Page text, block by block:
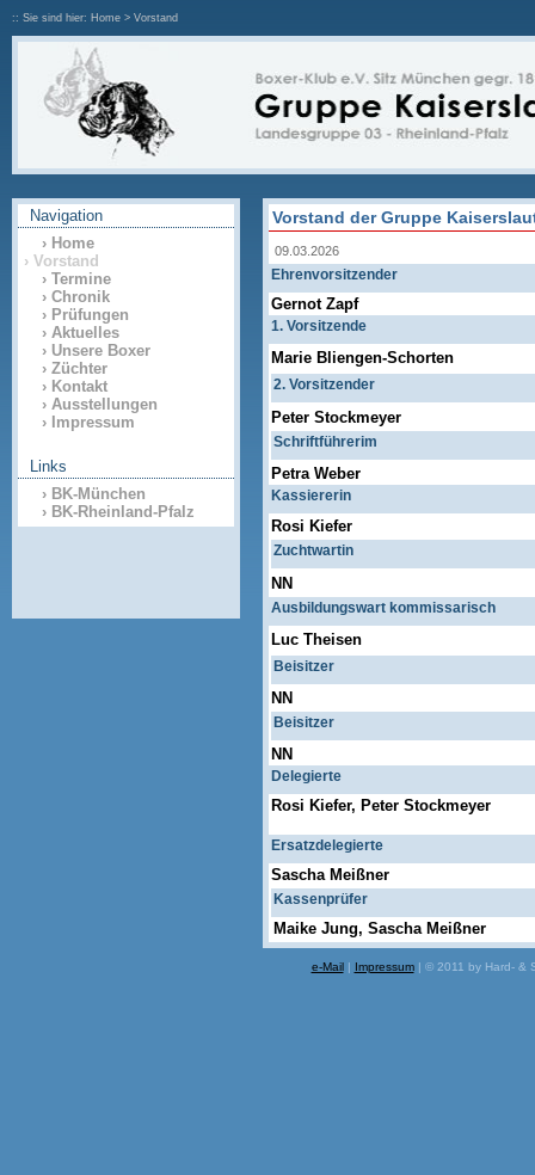
:: Sie sind hier: Home > Vorstand
Navigation
› Home
› Vorstand
› Termine
› Chronik
› Prüfungen
› Aktuelles
› Unsere Boxer
› Züchter
› Kontakt
› Ausstellungen
› Impressum
Links
› BK-München
› BK-Rheinland-Pfalz
Vorstand der Gruppe
09.03.2026
Ehrenvorsitzender
Gernot Zapf
1. Vorsitzende
Marie Bliengen-Schorten
2. Vorsitzender
Peter Stockmeyer
Schriftführerim
Petra Weber
Kassiererin
Rosi Kiefer
Zuchtwartin
NN
Ausbildungswart kommissarisch
Luc Theisen
Beisitzer
NN
Beisitzer
NN
Delegierte
Rosi Kiefer, Peter Stockmeyer
Ersatzdelegierte
Sascha Meißner
Kassenprüfer
Maike Jung, Sascha Meißner
e-Mail| Impressum| © 2011 by Hard- &